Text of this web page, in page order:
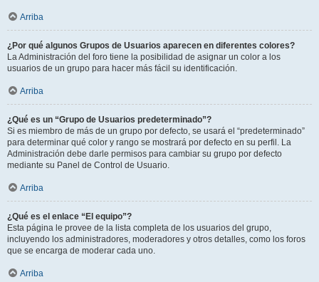
Arriba
¿Por qué algunos Grupos de Usuarios aparecen en diferentes colores?
La Administración del foro tiene la posibilidad de asignar un color a los
usuarios de un grupo para hacer más fácil su identificación.
Arriba
¿Qué es un “Grupo de Usuarios predeterminado”?
Si es miembro de más de un grupo por defecto, se usará el “predeterminado”
para determinar qué color y rango se mostrará por defecto en su perfil. La
Administración debe darle permisos para cambiar su grupo por defecto
mediante su Panel de Control de Usuario.
Arriba
¿Qué es el enlace “El equipo”?
Esta página le provee de la lista completa de los usuarios del grupo,
incluyendo los administradores, moderadores y otros detalles, como los foros
que se encarga de moderar cada uno.
Arriba